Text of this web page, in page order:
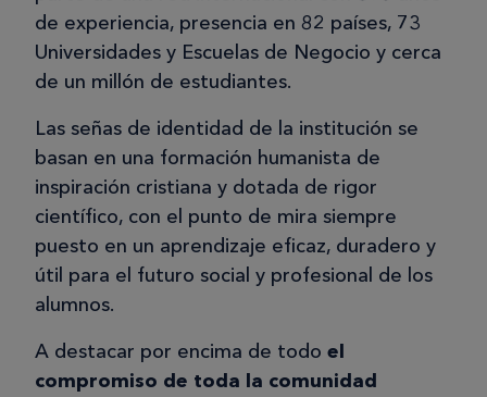
de experiencia, presencia en 82 países, 73
Universidades y Escuelas de Negocio y cerca
de un millón de estudiantes.
Las señas de identidad de la institución se
basan en una formación humanista de
inspiración cristiana y dotada de rigor
científico, con el punto de mira siempre
puesto en un aprendizaje eficaz, duradero y
útil para el futuro social y profesional de los
alumnos.
A destacar por encima de todo el
compromiso de toda la comunidad